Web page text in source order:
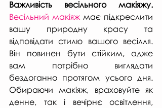
Важливість весільного макіяжу.
Весільний макіяж має підкреслити
вашу природну красу та
відповідати стилю вашого весілля.
Він повинен бути стійким, адже
вам потрібно виглядати
бездоганно протягом усього дня.
Обираючи макіяж, враховуйте як
денне, так і вечірнє освітлення,